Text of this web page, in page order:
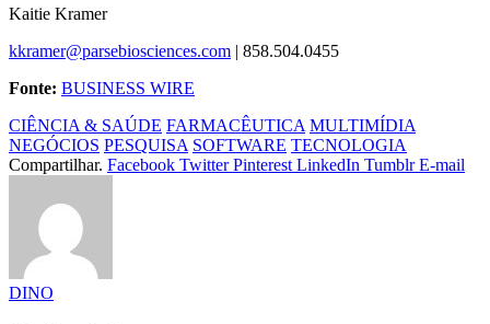
Kaitie Kramer
kkramer@parsebiosciences.com | 858.504.0455
Fonte: BUSINESS WIRE
CIÊNCIA & SAÚDE FARMACÊUTICA MULTIMÍDIA
NEGÓCIOS PESQUISA SOFTWARE TECNOLOGIA
Compartilhar. Facebook Twitter Pinterest LinkedIn Tumblr E-mail
DINO